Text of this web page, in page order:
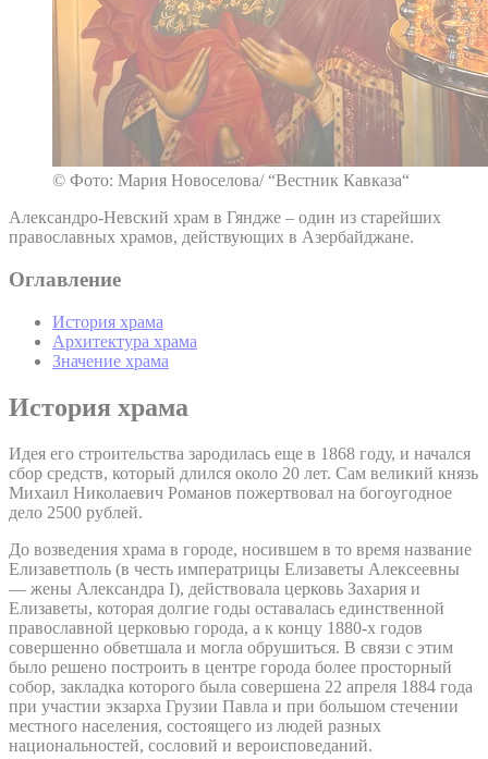
© Фото: Мария Новоселова/ “Вестник Кавказа“
Александро-Невский храм в Гяндже – один из старейших
православных храмов, действующих в Азербайджане.
Оглавление
История храма
Архитектура храма
Значение храма
История храма
Идея его строительства зародилась еще в 1868 году, и начался
сбор средств, который длился около 20 лет. Сам великий князь
Михаил Николаевич Романов пожертвовал на богоугодное
дело 2500 рублей.
До возведения храма в городе, носившем в то время название
Елизаветполь (в честь императрицы Елизаветы Алексеевны
— жены Александра I), действовала церковь Захария и
Елизаветы, которая долгие годы оставалась единственной
православной церковью города, а к концу 1880-х годов
совершенно обветшала и могла обрушиться. В связи с этим
было решено построить в центре города более просторный
собор, закладка которого была совершена 22 апреля 1884 года
при участии экзарха Грузии Павла и при большом стечении
местного населения, состоящего из людей разных
национальностей, сословий и вероисповеданий.